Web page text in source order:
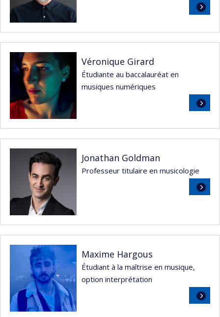
Lire
la
suite
Véronique Girard
Étudiante au baccalauréat en
musiques numériques
Lire
la
suite
Jonathan Goldman
Professeur titulaire en musicologie
Lire
la
Maxime Hargous
Étudiant à la maîtrise en musique,
option interprétation
Lire
la